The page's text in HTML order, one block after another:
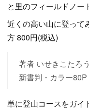
と里のフィールドノー
近くの高い山に登って
方 800円(税込)
著者 いせきこたろう
新書判・カラー80P
単に登山コースをガイ